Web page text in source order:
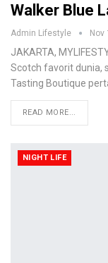
Walker Blue
Admin Lifestyle Nov
JAKARTA,
Scotch favorit dunia,
Tasting Boutique
READ MORE...
NIGHT LIFE